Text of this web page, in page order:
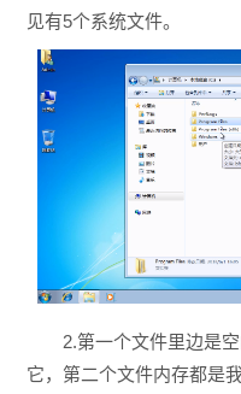
见有5个系统文件。
2.第一个文件里边是空
它，第二个文件内存都是